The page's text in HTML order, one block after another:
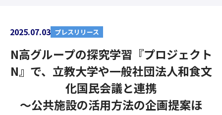
2025.07.03 プレスリリース
N高グループの探究学習『プロジェクト
N』で、立教大学や一般社団法人和食文
化国民会議と連携
〜公共施設の活用方法の企画提案ほ